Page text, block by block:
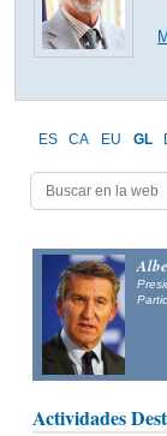
ES CA EU GL
Actividades